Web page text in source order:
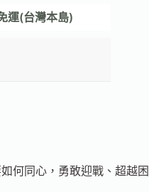
運(台灣本島)
何同心，勇敢迎戰、超越困